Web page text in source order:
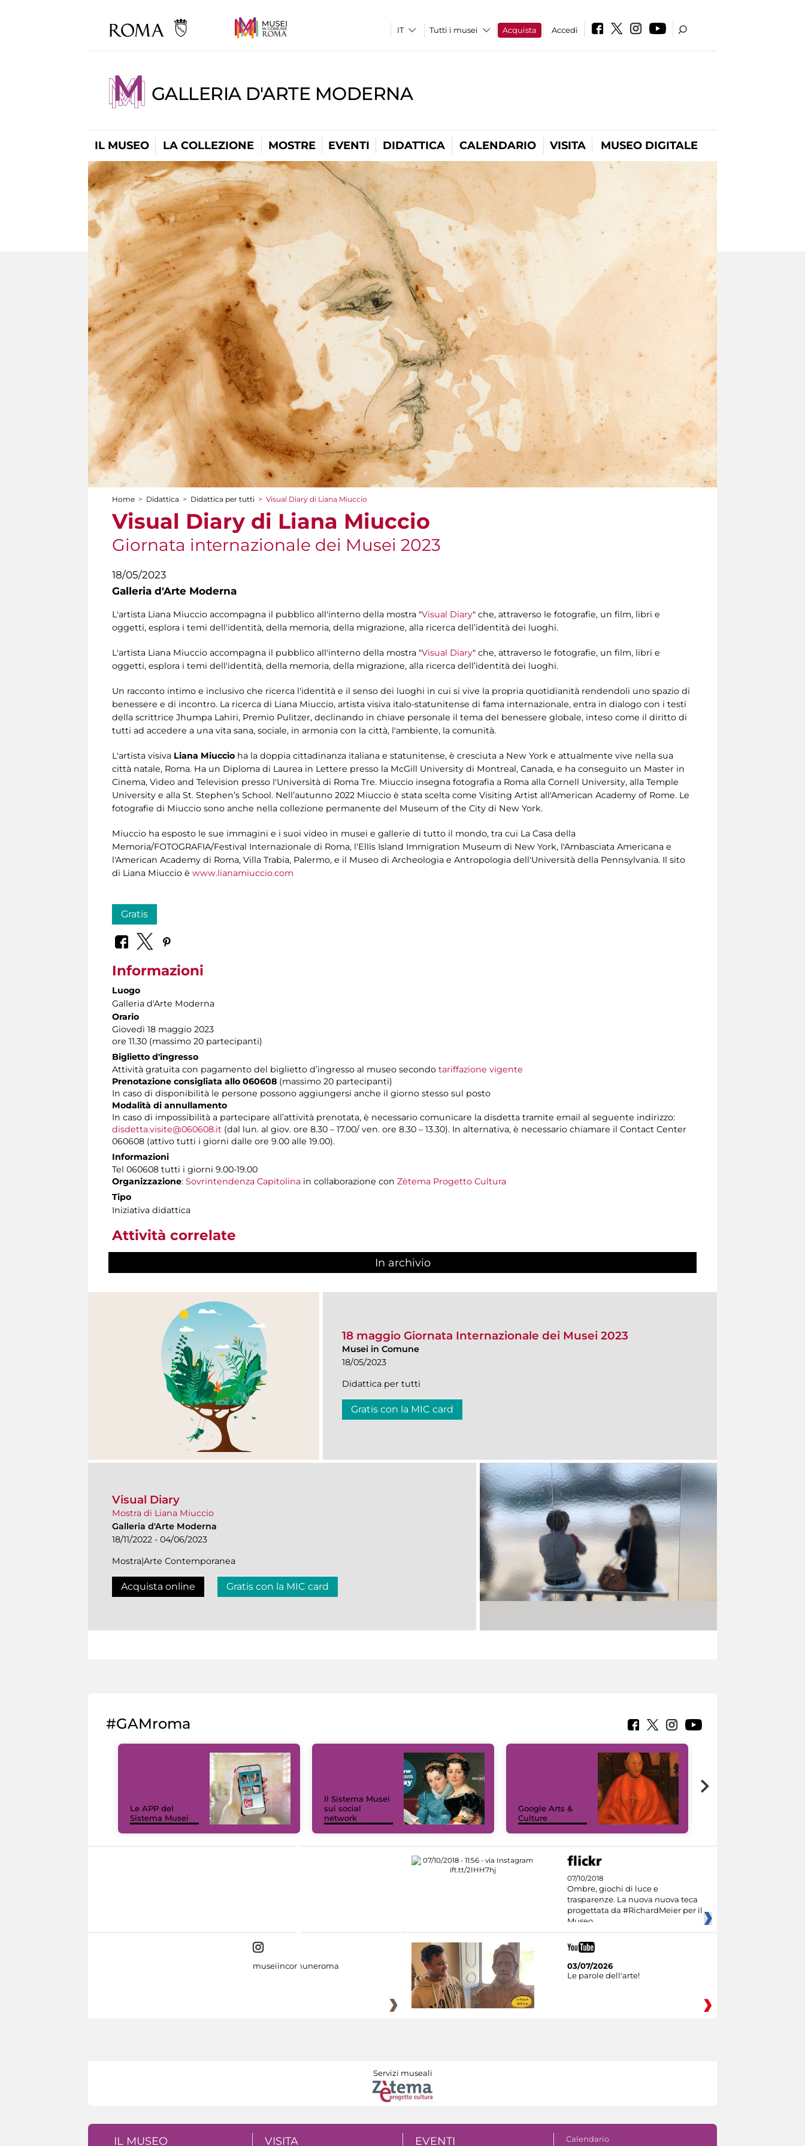
Tutti i musei Acquista Accedi
GALLERIA D'ARTE MODERNA
IL MUSEO LA COLLEZIONE MOSTRE EVENTI DIDATTICA CALENDARIO VISITA MUSEO DIGITALE
Tu sei qui
Home > Didattica > Didattica per tutti > Visual Diary di Liana Miuccio
Visual Diary di Liana Miuccio
Giornata internazionale dei Musei 2023
18/05/2023
Galleria d'Arte Moderna
L'artista Liana Miuccio accompagna il pubblico all'interno della mostra "Visual Diary" che, attraverso le fotografie, un film, libri e
oggetti, esplora i temi dell'identità, della memoria, della migrazione, alla ricerca dell’identità dei luoghi.
L'artista Liana Miuccio accompagna il pubblico all'interno della mostra "Visual Diary" che, attraverso le fotografie, un film, libri e
oggetti, esplora i temi dell'identità, della memoria, della migrazione, alla ricerca dell’identità dei luoghi.
Un racconto intimo e inclusivo che ricerca l'identità e il senso dei luoghi in cui si vive la propria quotidianità rendendoli uno spazio di
benessere e di incontro. La ricerca di Liana Miuccio, artista visiva italo-statunitense di fama internazionale, entra in dialogo con i testi
della scrittrice Jhumpa Lahiri, Premio Pulitzer, declinando in chiave personale il tema del benessere globale, inteso come il diritto di
tutti ad accedere a una vita sana, sociale, in armonia con la città, l'ambiente, la comunità.
L'artista visiva Liana Miuccio ha la doppia cittadinanza italiana e statunitense, è cresciuta a New York e attualmente vive nella sua
città natale, Roma. Ha un Diploma di Laurea in Lettere presso la McGill University di Montreal, Canada, e ha conseguito un Master in
Cinema, Video and Television presso l'Università di Roma Tre. Miuccio insegna fotografia a Roma alla Cornell University, alla Temple
University e alla St. Stephen’s School. Nell’autunno 2022 Miuccio è stata scelta come Visiting Artist all'American Academy of Rome. Le
fotografie di Miuccio sono anche nella collezione permanente del Museum of the City di New York.
Miuccio ha esposto le sue immagini e i suoi video in musei e gallerie di tutto il mondo, tra cui La Casa della
Memoria/FOTOGRAFIA/Festival Internazionale di Roma, l'Ellis Island Immigration Museum di New York, l'Ambasciata Americana e
l'American Academy di Roma, Villa Trabia, Palermo, e il Museo di Archeologia e Antropologia dell'Università della Pennsylvania. Il sito
di Liana Miuccio è www.lianamiuccio.com
Gratis
Informazioni
Luogo
Galleria d'Arte Moderna
Orario
Giovedì 18 maggio 2023
ore 11.30 (massimo 20 partecipanti)
Biglietto d'ingresso
Attività gratuita con pagamento del biglietto d’ingresso al museo secondo tariffazione vigente
Prenotazione consigliata allo 060608 (massimo 20 partecipanti)
In caso di disponibilità le persone possono aggiungersi anche il giorno stesso sul posto
Modalità di annullamento
In caso di impossibilità a partecipare all’attività prenotata, è necessario comunicare la disdetta tramite email al seguente indirizzo:
disdetta.visite@060608.it (dal lun. al giov. ore 8.30 – 17.00/ ven. ore 8.30 – 13.30). In alternativa, è necessario chiamare il Contact Center
060608 (attivo tutti i giorni dalle ore 9.00 alle 19.00).
Informazioni
Tel 060608 tutti i giorni 9.00-19.00
Organizzazione: Sovrintendenza Capitolina in collaborazione con Zètema Progetto Cultura
Tipo
Iniziativa didattica
Attività correlate
In archivio
18 maggio Giornata Internazionale dei Musei 2023
Musei in Comune
18/05/2023
Didattica per tutti
Gratis con la MIC card
Visual Diary
Mostra di Liana Miuccio
Galleria d'Arte Moderna
18/11/2022 - 04/06/2023
Mostra|Arte Contemporanea
Acquista online Gratis con la MIC card
#GAMroma
Le APP del
Sistema Musei
Il Sistema Musei
sui social
network
Google Arts &
Culture
07/10/2018
Ombre, giochi di luce e
trasparenze. La nuova nuova teca
progettata da #RichardMeier per il
Museo
museiincomuneroma
03/07/2026
Le parole dell'arte!
Servizi museali
IL MUSEO VISITA EVENTI
Calendario